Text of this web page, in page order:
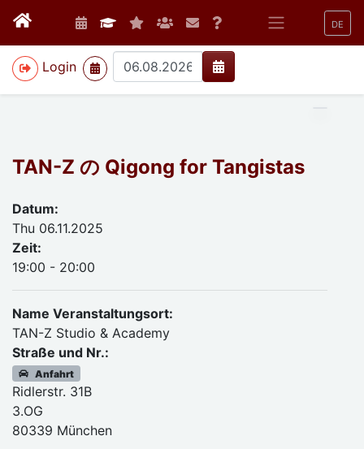
DE
Login
>
TAN-Z の Qigong for Tangistas
Datum:
Thu 06.11.2025
Zeit:
19:00 - 20:00
Name Veranstaltungsort:
TAN-Z Studio & Academy
Straße und Nr.:
Anfahrt
Ridlerstr. 31B
3.OG
80339 München